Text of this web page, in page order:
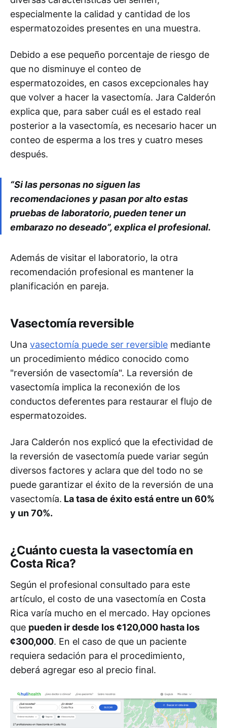
especialmente la calidad y cantidad de los
espermatozoides presentes en una muestra.
Debido a ese pequeño porcentaje de riesgo de
que no disminuye el conteo de
espermatozoides, en casos excepcionales hay
que volver a hacer la vasectomía. Jara Calderón
explica que, para saber cuál es el estado real
posterior a la vasectomía, es necesario hacer un
conteo de esperma a los tres y cuatro meses
después.
“Si las personas no siguen las
recomendaciones y pasan por alto estas
pruebas de laboratorio, pueden tener un
embarazo no deseado”, explica el profesional.
Además de visitar el laboratorio, la otra
recomendación profesional es mantener la
planificación en pareja.
Vasectomía reversible
Una vasectomía puede ser reversible mediante
un procedimiento médico conocido como
"reversión de vasectomía". La reversión de
vasectomía implica la reconexión de los
conductos deferentes para restaurar el flujo de
espermatozoides.
Jara Calderón nos explicó que la efectividad de
la reversión de vasectomía puede variar según
diversos factores y aclara que del todo no se
puede garantizar el éxito de la reversión de una
vasectomía. La tasa de éxito está entre un 60%
y un 70%.
¿Cuánto cuesta la vasectomía en
Costa Rica?
Según el profesional consultado para este
artículo, el costo de una vasectomía en Costa
Rica varía mucho en el mercado. Hay opciones
que pueden ir desde los ¢120,000 hasta los
¢300,000. En el caso de que un paciente
requiera sedación para el procedimiento,
deberá agregar eso al precio final.